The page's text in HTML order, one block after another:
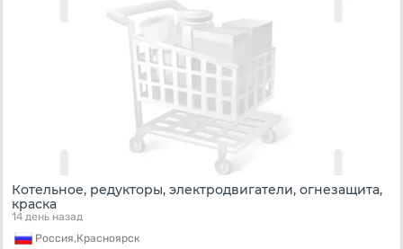
Котельное, редукторы, электродвигатели, огнезащита,
краска
14 день назад
Россия,Красноярск